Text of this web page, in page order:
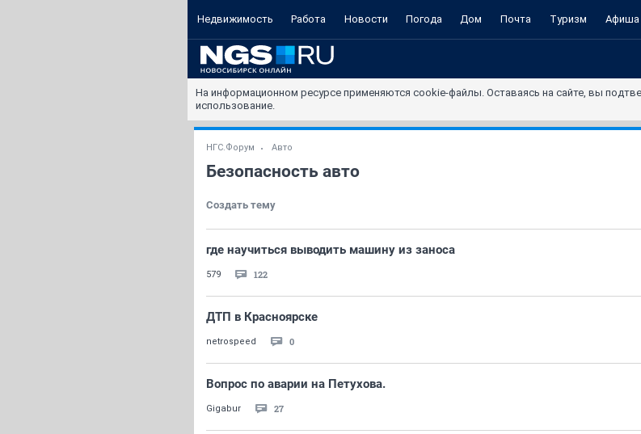
Недвижимость Работа Новости Погода Дом Почта Туризм Афиша
На информационном ресурсе применяются cookie-файлы. Оставаясь на сайте, вы
использование.
НГС.Форум Авто
Безопасность авто
Создать тему
где научиться выводить машину из заноса
579 122
ДТП в Красноярске
netrospeed 0
Вопрос по аварии на Петухова.
Gigabur 27